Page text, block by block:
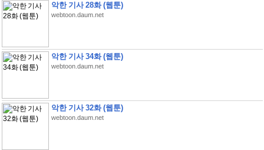
악한 기사 28화 (웹툰)
webtoon.daum.net
악한 기사 34화 (웹툰)
webtoon.daum.net
악한 기사 32화 (웹툰)
webtoon.daum.net